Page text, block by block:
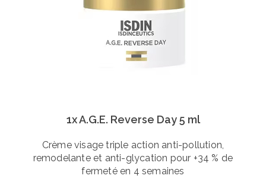
1x A.G.E. Reverse Day 5 ml
Crème visage triple action anti-pollution,
remodelante et anti-glycation pour +34 % de
fermeté en 4 semaines